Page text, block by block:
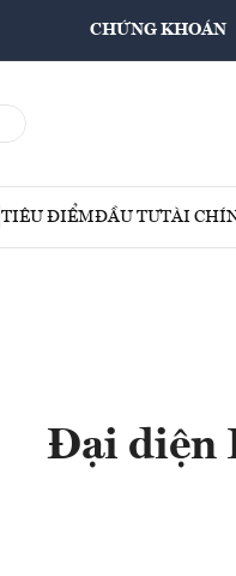
CHỨNG KHOÁN
TIÊU ĐIỂMĐẦU TƯTÀI
Đại diện